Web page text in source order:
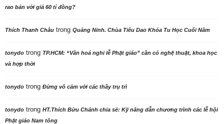
rao bán với giá 60 tỉ đồng?
Thích Thanh Châu trong Quảng Ninh. Chùa Tiêu Dao Khóa Tu Học Cuối Năm
tonydo trong TP.HCM: “Văn hoá nghi lễ Phật giáo” cần có nghệ thuật, khoa học
và hợp thời
tonydo trong Đừng vô cảm với các thầy trụ trì
tonydo trong HT.Thích Bửu Chánh chia sẻ: Kỹ năng dẫn chương trình các lễ hội
Phật giáo Nam tông